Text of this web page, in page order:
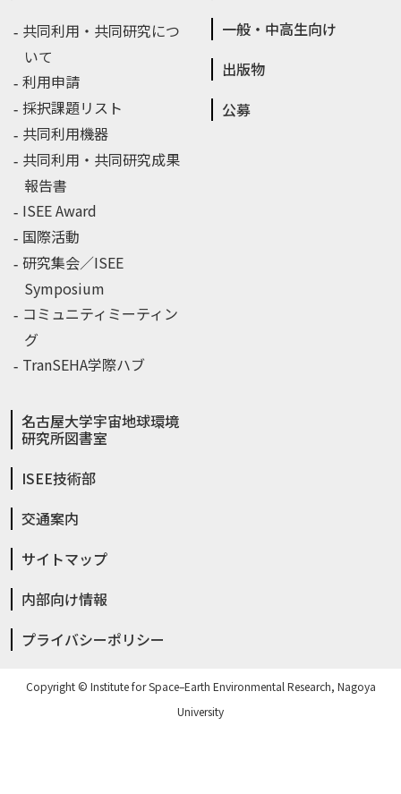
共同利用・共同研究につ
いて
利用申請
採択課題リスト
共同利用機器
共同利用・共同研究成果
報告書
ISEE Award
国際活動
研究集会／ISEE
Symposium
コミュニティミーティン
グ
TranSEHA学際ハブ
一般・中高生向け
出版物
公募
名古屋大学宇宙地球環境
研究所図書室
ISEE技術部
交通案内
サイトマップ
内部向け情報
プライバシーポリシー
Copyright © Institute for Space–Earth Environmental Research, Nagoya
University